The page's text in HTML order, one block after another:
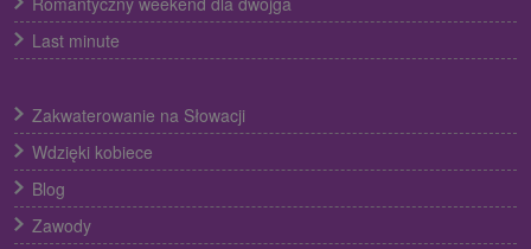
Last minute
Zakwaterowanie na Słowacji
Wdzięki kobiece
Blog
Zawody